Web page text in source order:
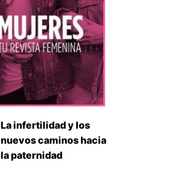
La infertilidad y los
nuevos caminos hacia
la paternidad